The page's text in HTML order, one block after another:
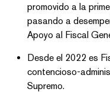
promovido a la
pasando a
Apoyo al Fiscal
Desde el 2022 es
contencioso-
Supremo.